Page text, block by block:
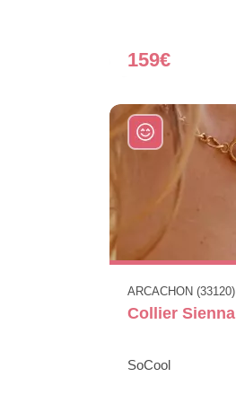
159€
ARCACHON (33120)
Collier Sienna
SoCool